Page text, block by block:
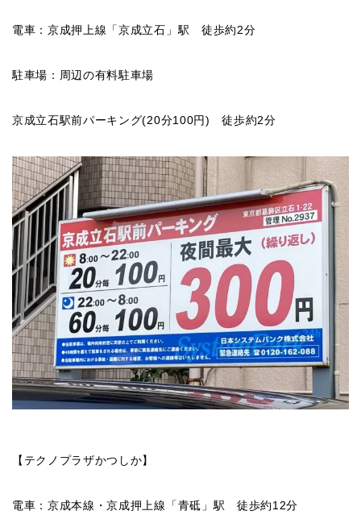
電車：京成押上線「京成立石」駅 徒歩約2分
駐車場：周辺の有料駐車場
京成立石駅前パーキング(20分100円) 徒歩約2分
【テクノプラザかつしか】
電車：京成本線・京成押上線「青砥」駅 徒歩約12分